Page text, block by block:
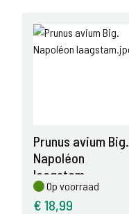
Prunus avium Big.
Napoléon
laagstam
Op voorraad
Op voorraad
€ 18,99